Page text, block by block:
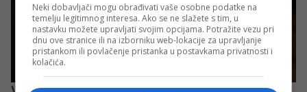
Neki dobavljači mogu obrađivati vaše osobne podatke na
temelju legitimnog interesa. Ako se ne slažete s tim, u
nastavku možete upravljati svojim opcijama. Potražite vezu pri
dnu ove stranice ili na izborniku web-lokacije za upravljanje
pristankom ili povlačenje pristanka u postavkama privatnosti i
kolačića.